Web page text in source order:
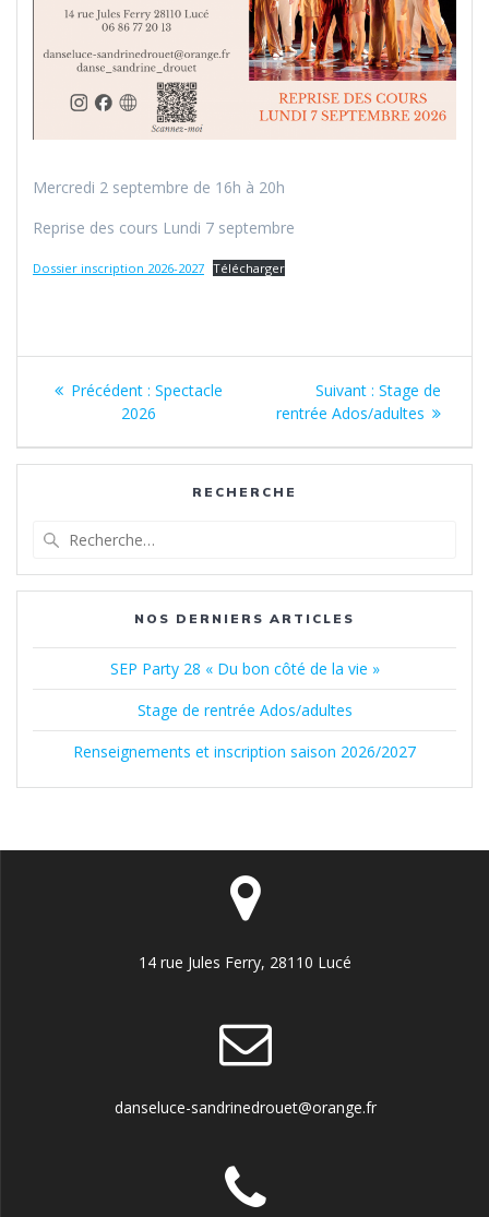
Mercredi 2 septembre de 16h à 20h
Reprise des cours Lundi 7 septembre
Dossier inscription 2026-2027 Télécharger
Navigation
l’article
Précédent : Article
précédent
Spectacle
2026
Suivant : Article
suivant
Stage de
rentrée Ados/adultes
RECHERCHE
:
NOS DERNIERS ARTICLES
SEP Party 28 « Du bon côté de la vie »
Stage de rentrée Ados/adultes
Renseignements et inscription saison 2026/2027
14 rue Jules Ferry, 28110 Lucé
danseluce-sandrinedrouet@orange.fr